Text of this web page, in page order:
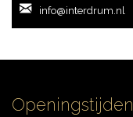
CONTACT
info@interdrum.nl
Openingstijden